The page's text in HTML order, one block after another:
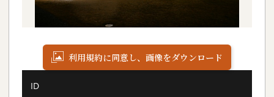
利用規約に同意し、画像をダウンロード
ID